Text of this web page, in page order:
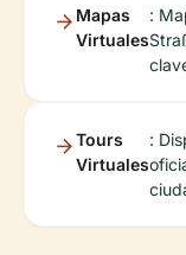
Mapas
Virtuales
:
Tours
Virtuales
: